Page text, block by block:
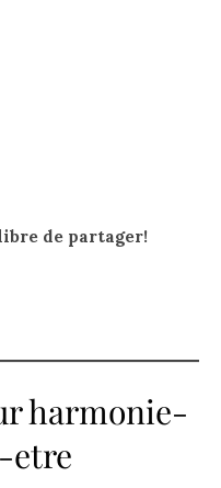
de partager!
harmonie-
etre